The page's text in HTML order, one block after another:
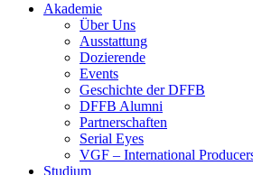
Aka­de­mie
Über Uns
Aus­stat­tung
Dozie­ren­de
Events
Geschich­te der DFFB
DFFB Alum­ni
Part­ner­schaf­ten
Seri­al Eyes
VGF – Inter­na­tio­nal
Stu­di­um